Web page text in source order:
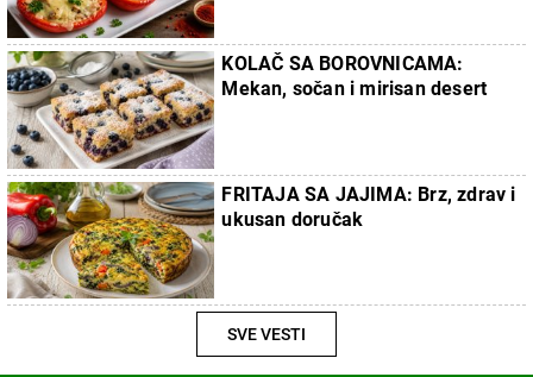
KOLAČ SA BOROVNICAMA:
Mekan, sočan i mirisan desert
FRITAJA SA JAJIMA: Brz, zdrav i
ukusan doručak
SVE VESTI